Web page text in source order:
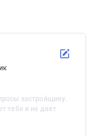
застройщику.
тебя и не дает